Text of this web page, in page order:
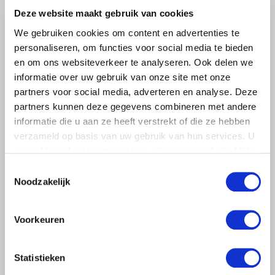
Deze website maakt gebruik van cookies
We gebruiken cookies om content en advertenties te
personaliseren, om functies voor social media te bieden
en om ons websiteverkeer te analyseren. Ook delen we
informatie over uw gebruik van onze site met onze
partners voor social media, adverteren en analyse. Deze
partners kunnen deze gegevens combineren met andere
informatie die u aan ze heeft verstrekt of die ze hebben
verzameld op basis van uw gebruik van hun services. U
Noodzakelijk
Voorkeuren
Statistieken
6 AUGUSTUS 2026